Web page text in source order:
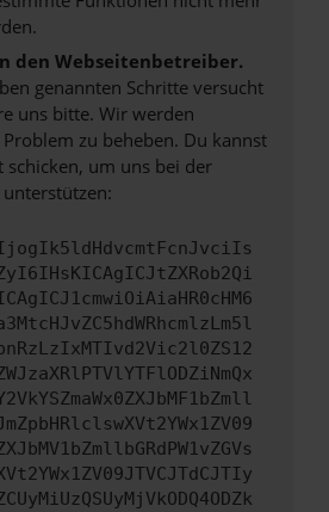
den Webseitenbetreiber.
genannten Schritte versucht
uns bitte. Wir werden
zu beheben. Du kannst
schicken, um uns bei der